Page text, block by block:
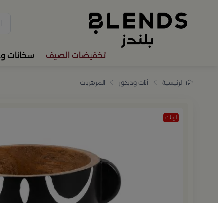
تسوّق من بلندز تشكيلة تضم
تخفيضات الصيف سخانات
الرئيسية أثاث وديكور المزهريات
اوتلت